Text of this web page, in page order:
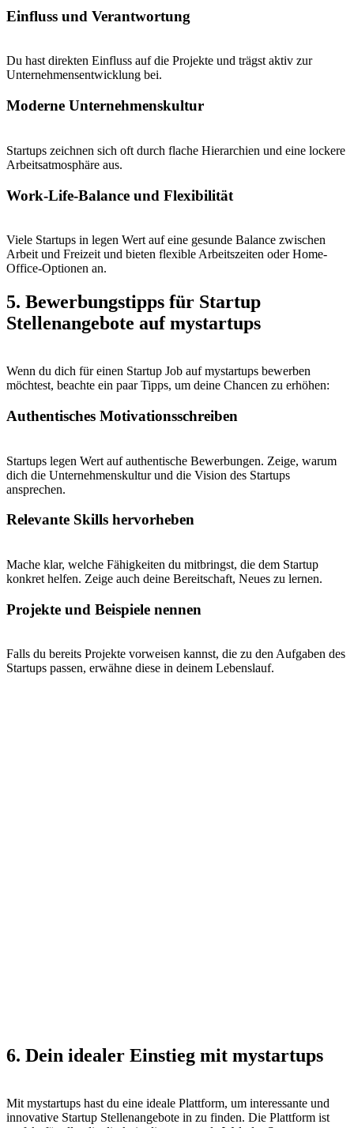
Einfluss und Verantwortung
Du hast direkten Einfluss auf die Projekte und trägst aktiv zur
Unternehmensentwicklung bei.
Moderne Unternehmenskultur
Startups zeichnen sich oft durch flache Hierarchien und eine lockere
Arbeitsatmosphäre aus.
Work-Life-Balance und Flexibilität
Viele Startups in legen Wert auf eine gesunde Balance zwischen
Arbeit und Freizeit und bieten flexible Arbeitszeiten oder Home-
Office-Optionen an.
5. Bewerbungstipps für Startup
Stellenangebote auf mystartups
Wenn du dich für einen Startup Job auf mystartups bewerben
möchtest, beachte ein paar Tipps, um deine Chancen zu erhöhen:
Authentisches Motivationsschreiben
Startups legen Wert auf authentische Bewerbungen. Zeige, warum
dich die Unternehmenskultur und die Vision des Startups
ansprechen.
Relevante Skills hervorheben
Mache klar, welche Fähigkeiten du mitbringst, die dem Startup
konkret helfen. Zeige auch deine Bereitschaft, Neues zu lernen.
Projekte und Beispiele nennen
Falls du bereits Projekte vorweisen kannst, die zu den Aufgaben des
Startups passen, erwähne diese in deinem Lebenslauf.
6. Dein idealer Einstieg mit mystartups
Mit mystartups hast du eine ideale Plattform, um interessante und
innovative Startup Stellenangebote in zu finden. Die Plattform ist